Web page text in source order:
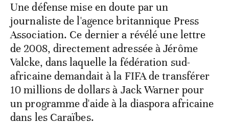
Une défense mise en doute par un
journaliste de l'agence britannique Press
Association. Ce dernier a révélé une lettre
de 2008, directement adressée à Jérôme
Valcke, dans laquelle la fédération sud-
africaine demandait à la FIFA de transférer
10 millions de dollars à Jack Warner pour
un programme d'aide à la diaspora africaine
dans les Caraïbes.